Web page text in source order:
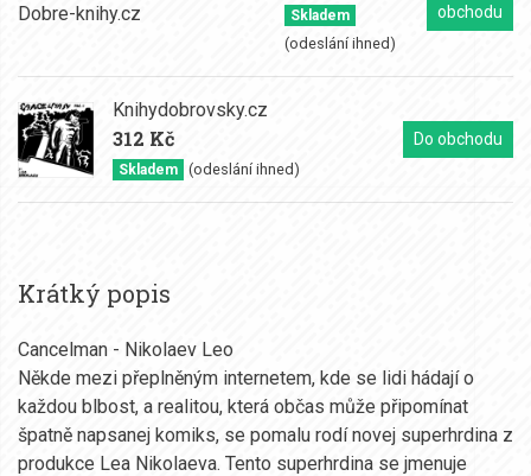
Skladem
(odeslání ihned)
obchodu
Knihydobrovsky.cz
312 Kč
Skladem (odeslání ihned)
Do obchodu
Krátký popis
Cancelman - Nikolaev Leo
Někde mezi přeplněným internetem, kde se lidi hádají o
každou blbost, a realitou, která občas může připomínat
špatně napsanej komiks, se pomalu rodí novej superhrdina z
produkce Lea Nikolaeva. Tento superhrdina se jmenuje